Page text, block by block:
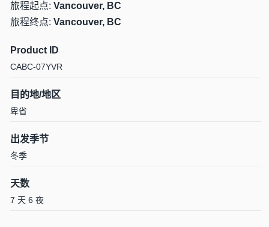
旅程起点: Vancouver, BC
旅程终点: Vancouver, BC
Product ID
CABC-07YVR
目的地/地区
卑省
出发季节
冬季
天数
7 天 6 夜